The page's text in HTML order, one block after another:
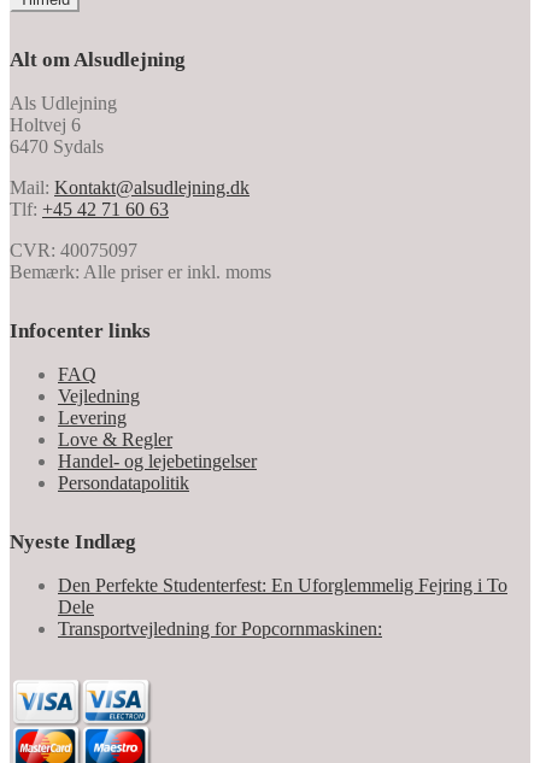
Alt om Alsudlejning
Als Udlejning
Holtvej 6
6470 Sydals
Mail: Kontakt@alsudlejning.dk
Tlf: +45 42 71 60 63
CVR: 40075097
Bemærk: Alle priser er inkl. moms
Infocenter links
FAQ
Vejledning
Levering
Love & Regler
Handel- og lejebetingelser
Persondatapolitik
Nyeste Indlæg
Den Perfekte Studenterfest: En Uforglemmelig Fejring i To
Dele
Transportvejledning for Popcornmaskinen: